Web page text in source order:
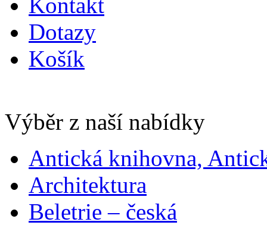
Dotazy
Košík
Výběr z naší nabídky
Antická knihovna,
Architektura
Beletrie – česká